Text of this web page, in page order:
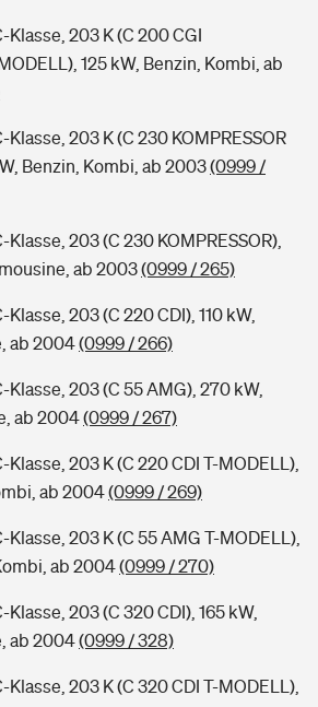
203 K (C 200 CGI
125 kW, Benzin, Kombi, ab
203 K (C 230 KOMPRESSOR
Benzin, Kombi, ab 2003(0999 /
203 (C 230 KOMPRESSOR),
ab 2003(0999 / 265)
203 (C 220 CDI), 110 kW,
ab 2004(0999 / 266)
203 (C 55 AMG), 270 kW,
ab 2004(0999 / 267)
203 K (C 220 CDI T-MODELL),
ab 2004(0999 / 269)
203 K (C 55 AMG T-MODELL),
ab 2004(0999 / 270)
203 (C 320 CDI), 165 kW,
ab 2004(0999 / 328)
203 K (C 320 CDI T-MODELL),